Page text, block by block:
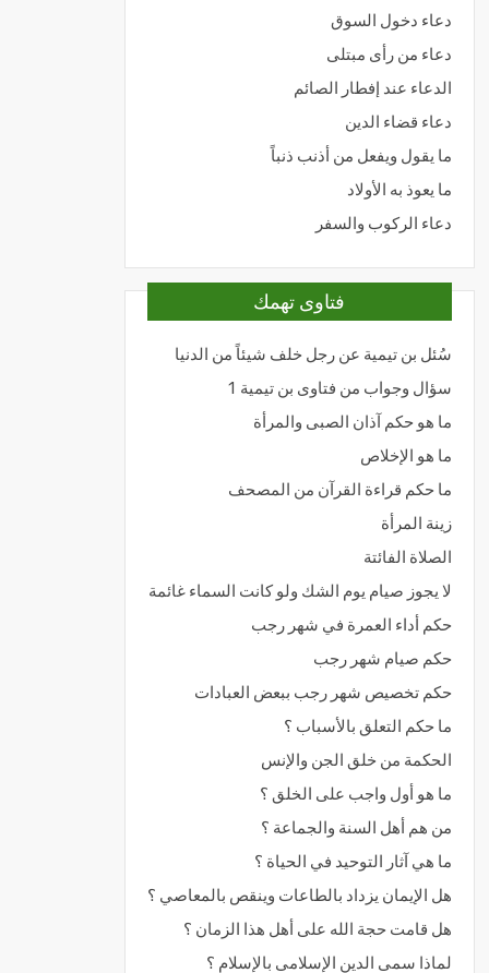
دعاء دخول السوق
دعاء من رأى مبتلى
الدعاء عند إفطار الصائم
دعاء قضاء الدين
ما يقول ويفعل من أذنب ذنباً
ما يعوذ به الأولاد
دعاء الركوب والسفر
فتاوى تهمك
سُئل بن تيمية عن رجل خلف شيئاً من الدنيا
سؤال وجواب من فتاوى بن تيمية 1
ما هو حكم آذان الصبى والمرأة
ما هو الإخلاص
ما حكم قراءة القرآن من المصحف
زينة المرأة
الصلاة الفائتة
لا يجوز صيام يوم الشك ولو كانت السماء غائمة
حكم أداء العمرة في شهر رجب
حكم صيام شهر رجب
حكم تخصيص شهر رجب ببعض العبادات
ما حكم التعلق بالأسباب ؟
الحكمة من خلق الجن والإنس
ما هو أول واجب على الخلق ؟
من هم أهل السنة والجماعة ؟
ما هي آثار التوحيد في الحياة ؟
هل الإيمان يزداد بالطاعات وينقص بالمعاصي ؟
هل قامت حجة الله على أهل هذا الزمان ؟
لماذا سمى الدين الإسلامى بالإسلام ؟